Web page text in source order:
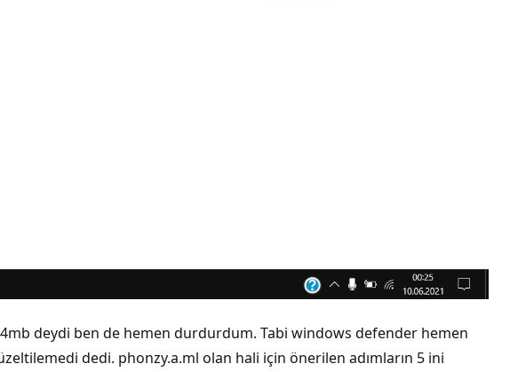
deydi ben de hemen durdurdum. Tabi windows defender hemen
dedi. phonzy.a.ml olan hali için önerilen adımların 5 ini